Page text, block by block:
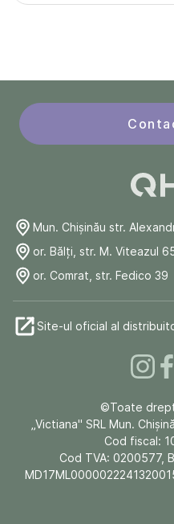
Mun. Chişinău str.
or. Bălți, str. M. Viteazul
or. Comrat, str. Fedico 39
Site-ul oficial al
©Toate
„Victiana" SRL Mun.
Cod fiscal:
Cod TVA: 0200577,